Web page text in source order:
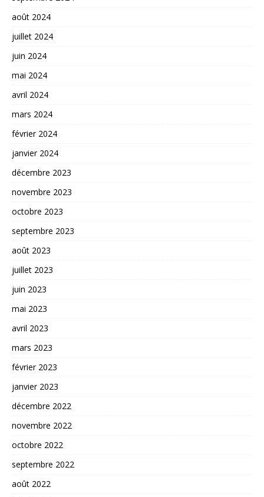
août 2024
juillet 2024
juin 2024
mai 2024
avril 2024
mars 2024
février 2024
janvier 2024
décembre 2023
novembre 2023
octobre 2023
septembre 2023
août 2023
juillet 2023
juin 2023
mai 2023
avril 2023
mars 2023
février 2023
janvier 2023
décembre 2022
novembre 2022
octobre 2022
septembre 2022
août 2022